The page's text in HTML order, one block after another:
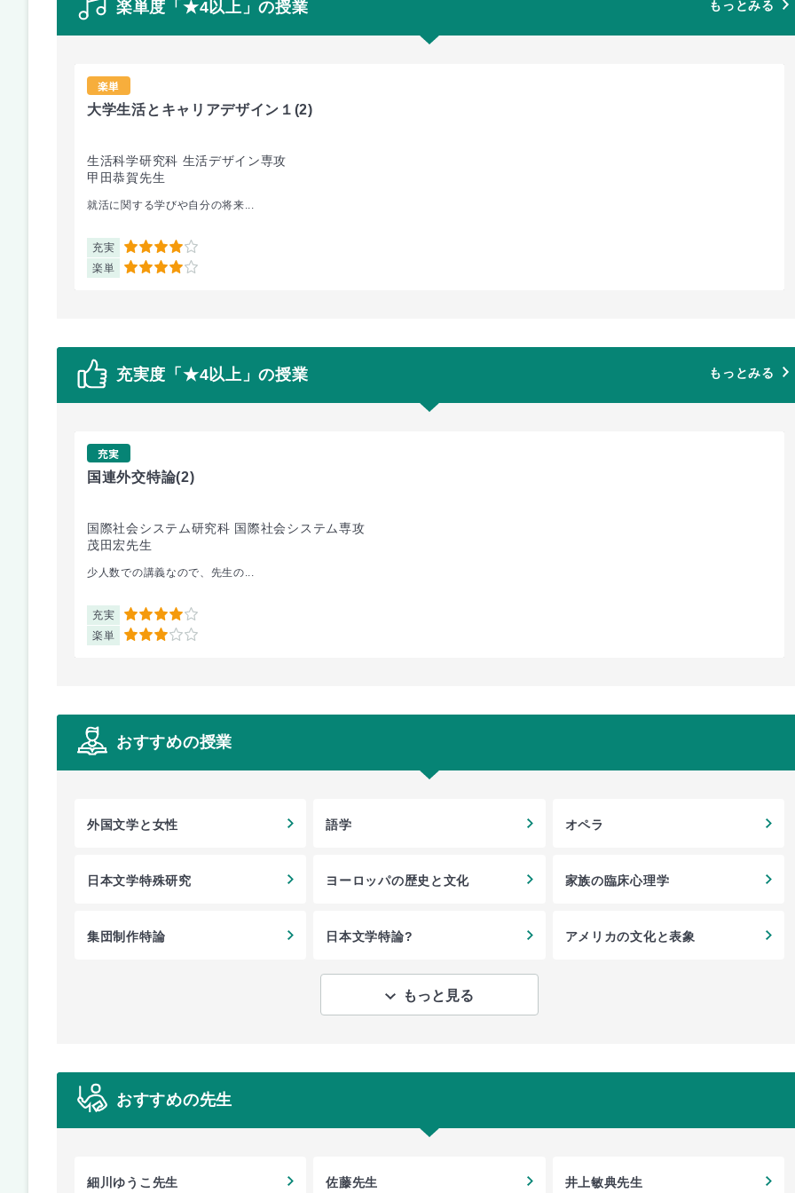
楽単度「★4以上」の授業 もっとみる
楽単
大学生活とキャリアデザイン１ (2)
生活科学研究科 生活デザイン専攻
甲田恭賀先生
就活に関する学びや自分の将来...
充実 4
楽単 4
充実度「★4以上」の授業 もっとみる
充実
国連外交特論(2)
国際社会システム研究科 国際社会システム専攻
茂田宏先生
少人数での講義なので、先生の...
充実 4
楽単 3
おすすめの授業
外国文学と女性 語学 オペラ
日本文学特殊研究 ヨーロッパの歴史と文化 家族の臨床心理学
集団制作特論 日本文学特論? アメリカの文化と表象
もっと見る
おすすめの先生
細川ゆうこ先生 佐藤先生 井上敏典先生